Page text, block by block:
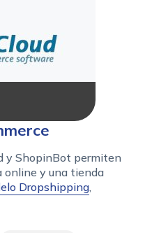
y ShopinBot permiten
online y una tienda
Dropshipping